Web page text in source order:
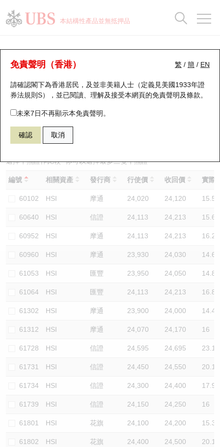
本結構性產品並無抵押品
繁 / 簡 / EN
免責聲明（香港）
請確認閣下為香港居民，及並非美籍人士（定義見美國1933年證
券法規則S），並已閱讀、理解及接受本網頁的免責聲明及條款。
未來7日不再顯示本免責聲明。
確認 取消
牛熊證分析儀
表現 街貨統計 比較
67438 瑞銀牛證 HSI 恒生指數
選擇牛熊證作比較 *你可以選擇最多三隻牛熊證
編號 相關資產 發行商 行使價 收回價 實際
60102 HSI 摩通 24,020 24,120 15.5
60640 HSI 信證 24,113 24,213 15.6
60952 HSI 摩通 24,113 24,213 16.2
60960 HSI 摩通 23,930 24,030 14.6
61053 HSI 匯豐 23,950 24,050 14.8
61064 HSI 匯豐 24,113 24,213 16.8
61302 HSI 摩通 23,900 24,000 14.4
61312 HSI 摩通 24,070 24,170 16
61728 HSI 信證 24,595 24,695 23.1
61731 HSI 信證 24,450 24,550 20.1
61734 HSI 信證 24,300 24,400 17.9
61739 HSI 信證 24,150 24,250 16
61801 HSI 花旗 24,100 24,200 15.3
61802 HSI 花旗 24,400 24,500 20.1
瑞銀認股證一覽
新發行瑞銀認股證
即將到期認股證
認股證到期結算價查詢
認股證分析儀
認股證速算機
認股證/牛熊證日誌
認股證文件及公告
街貨統計
比較
牛熊全景快搜
牛熊證搜尋
牛熊證街貨分佈圖
正股牛熊證列表
新發行瑞銀牛熊證
已收回牛熊證剩餘價值
牛熊證到期結算價查詢
牛熊證分析儀
牛熊證文件及公告
牛熊證文件及公告 (瑞信)
街貨統計
比較
十大升幅/跌幅
十大認股證成交分佈
十天股證佔大市成交
資金流
街貨統計
三十大平均引伸波幅
正股分析儀
二十大活躍股份
恒指成份股
國指成份股
科指成份股
相關資產沽空
中資ETFs溢價比較
AH 股價對照
ADR
收市競價變化
持股比重
顯示所有持股比重
每月輪證大市專題
輪證專欄
講座及教育短片
認股證投資者教育
牛熊證投資者教育
認股證牛熊證常問問題